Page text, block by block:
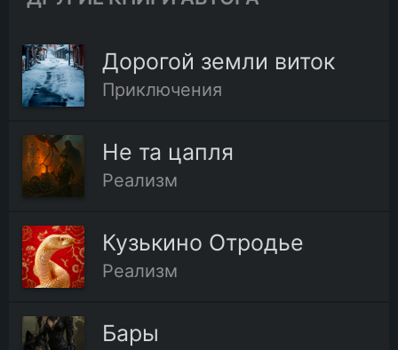
Дорогой земли виток
Приключения
Не та цапля
Реализм
Кузькино Отродье
Реализм
Бары